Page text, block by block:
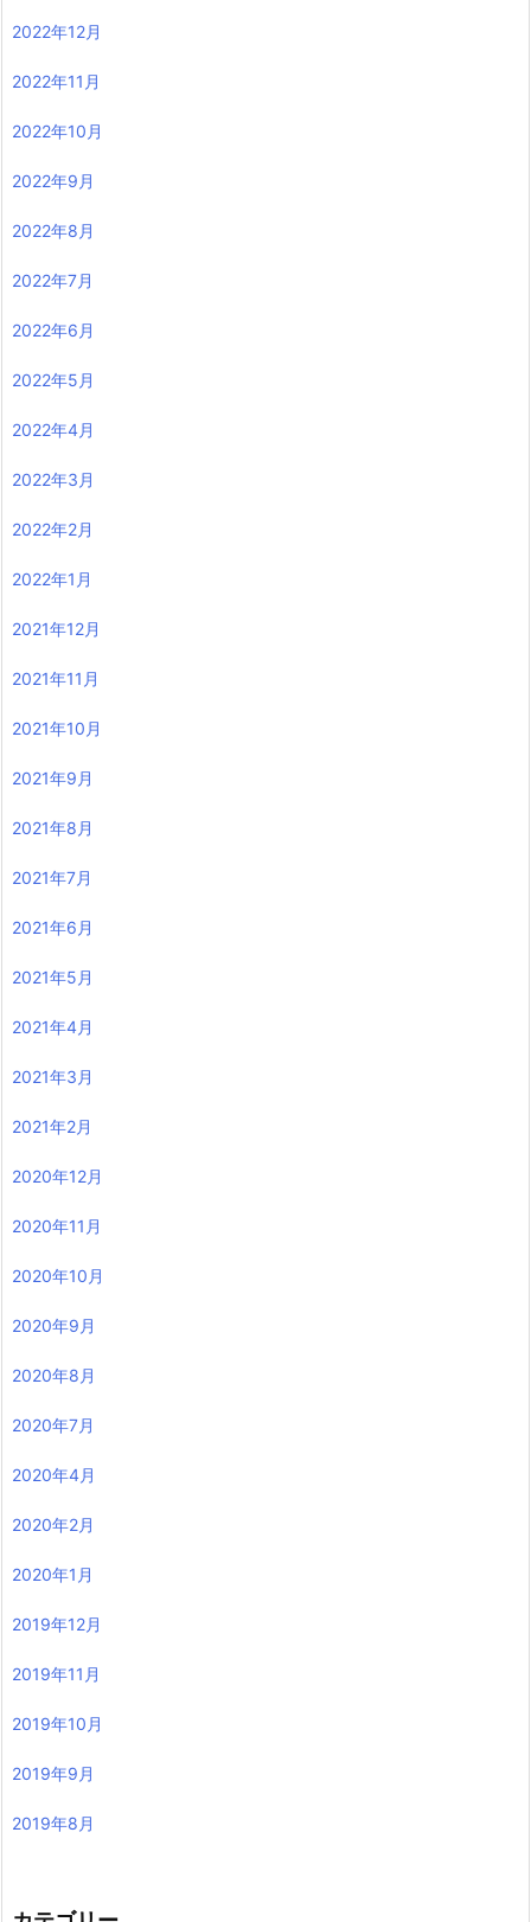
2022年12月
2022年11月
2022年10月
2022年9月
2022年8月
2022年7月
2022年6月
2022年5月
2022年4月
2022年3月
2022年2月
2022年1月
2021年12月
2021年11月
2021年10月
2021年9月
2021年8月
2021年7月
2021年6月
2021年5月
2021年4月
2021年3月
2021年2月
2020年12月
2020年11月
2020年10月
2020年9月
2020年8月
2020年7月
2020年4月
2020年2月
2020年1月
2019年12月
2019年11月
2019年10月
2019年9月
2019年8月